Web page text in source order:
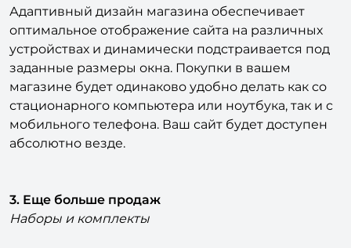
Адаптивный дизайн магазина обеспечивает
оптимальное отображение сайта на различных
устройствах и динамически подстраивается под
заданные размеры окна. Покупки в вашем
магазине будет одинаково удобно делать как со
стационарного компьютера или ноутбука, так и с
мобильного телефона. Ваш сайт будет доступен
абсолютно везде.
3. Еще больше продаж
Наборы и комплекты